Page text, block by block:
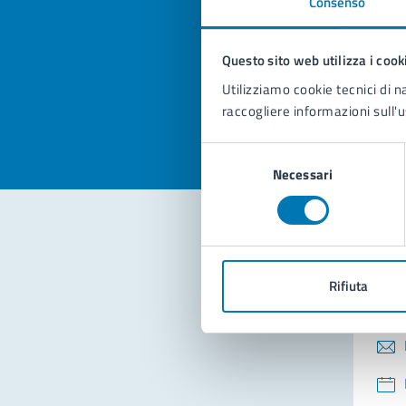
Questo sito web utilizza i
Utilizziamo cookie tecnici di
raccogliere informazioni
consenso
Necessari
Rifiuta